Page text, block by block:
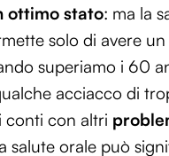
ottimo stato: ma la
solo di avere
superiamo i 60
acciacco di
conti con altri
salute orale può